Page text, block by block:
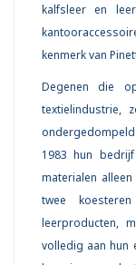
kalfsleer en
kenmerk van
Degenen die
textielindustrie,
1983 hun
materialen
twee
leerproducten,
volledig aan hun